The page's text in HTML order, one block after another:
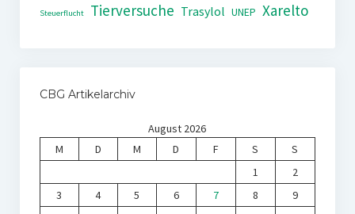
Steuerflucht Tierversuche Trasylol UNEP Xarelto
CBG Artikelarchiv
August 2026
M
D M D F S
S
1
2
3
4 5 6 7 8
9